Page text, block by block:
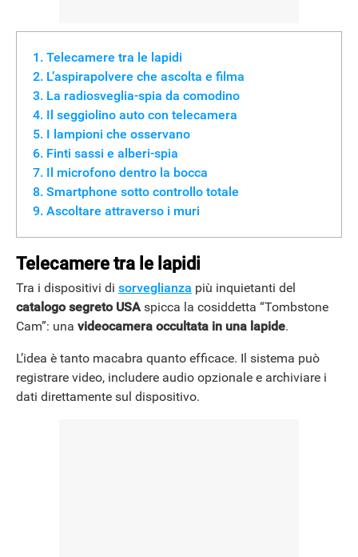
Telecamere tra le lapidi
L’aspirapolvere che ascolta e filma
La radiosveglia-spia da comodino
Il seggiolino auto con telecamera
I lampioni che osservano
Finti sassi e alberi-spia
Il microfono dentro la bocca
Smartphone sotto controllo totale
Ascoltare attraverso i muri
Telecamere tra le lapidi
Tra i dispositivi di sorveglianza più inquietanti del
catalogo segreto USAspicca la cosiddetta “Tombstone
Cam”: una videocamera occultata in una lapide.
L’idea è tanto macabra quanto efficace. Il sistema può
registrare video, includere audio opzionale e archiviare i
dati direttamente sul dispositivo.